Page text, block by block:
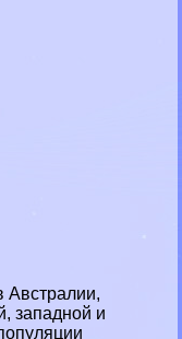
Австралии,
западной и